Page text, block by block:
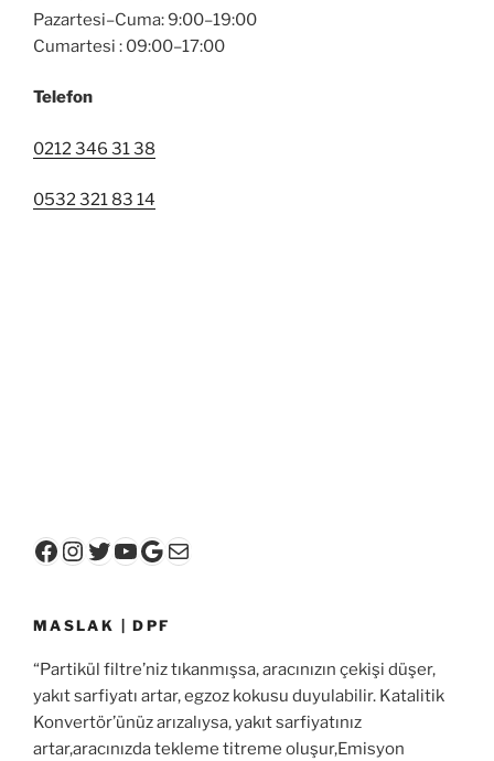
Pazartesi–Cuma: 9:00–19:00
Cumartesi : 09:00–17:00
Telefon
0212 346 31 38
0532 321 83 14
Facebook
Instagram
Twitter
YouTube
Google
E-posta
MASLAK | DPF
“Partikül filtre’niz tıkanmışsa, aracınızın çekişi düşer,
yakıt sarfiyatı artar, egzoz kokusu duyulabilir. Katalitik
Konvertör’ünüz arızalıysa, yakıt sarfiyatınız
artar,aracınızda tekleme titreme oluşur,Emisyon